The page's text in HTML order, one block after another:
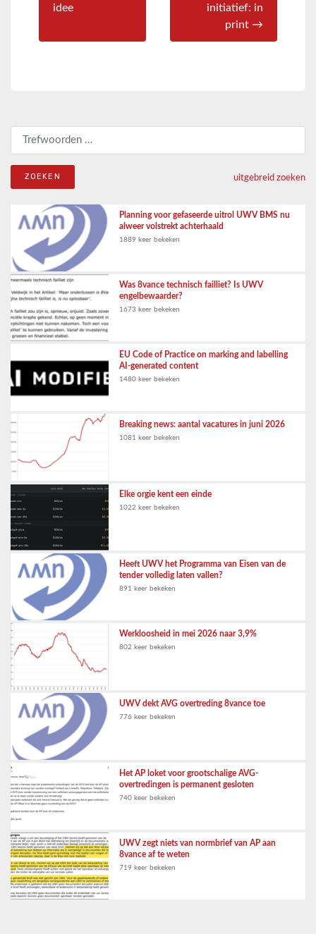
idee
initiatief: in
print →
uitgebreid zoeken
Planning voor gefaseerde uitrol UWV BMS nu
alweer volstrekt achterhaald
1889 keer bekeken
Was 8vance technisch failliet? Is UWV
engelbewaarder?
1673 keer bekeken
EU Code of Practice on marking and labelling
AI-generated content
1480 keer bekeken
Breaking news: aantal vacatures in juni 2026
1081 keer bekeken
Elke orgie kent een einde
1022 keer bekeken
Heeft UWV het Programma van Eisen van de
tender volledig laten vallen?
891 keer bekeken
Werkloosheid in mei 2026 naar 3,9%
802 keer bekeken
UWV dekt AVG overtreding 8vance toe
776 keer bekeken
Het AP loket voor grootschalige AVG-
overtredingen is permanent gesloten
740 keer bekeken
UWV zegt niets van normbrief van AP aan
8vance af te weten
719 keer bekeken